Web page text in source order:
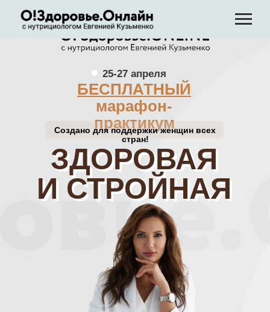
25-27 апреля
Создано для поддержки женщин всех
стран!
ЗДОРОВАЯ
И СТРОЙНАЯ
БЕСПЛАТНЫЙ
марафон-
практикум
ЗДОРОВАЯ
И СТРОЙНАЯ